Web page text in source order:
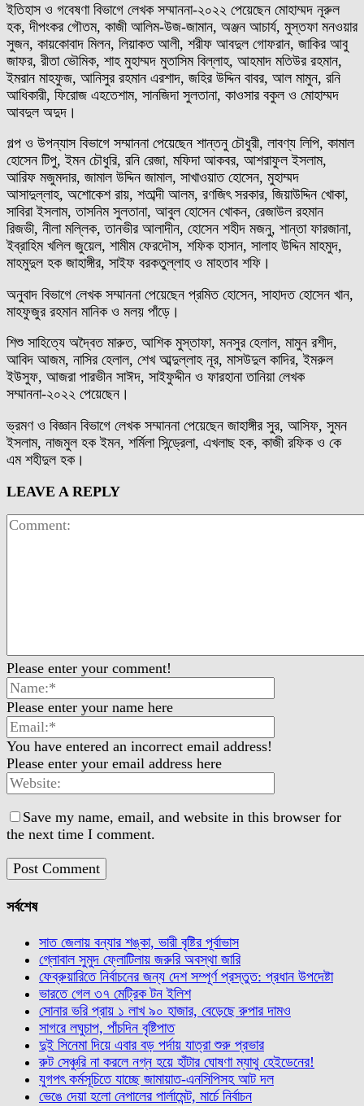
ইতিহাস ও গবেষণা বিভাগে লেখক সম্মাননা-২০২২ পেয়েছেন মোহাম্মদ নূরুল
হক, দীপংকর গৌতম, কাজী আলিম-উজ-জামান, অঞ্জন আচার্য, মুস্তফা মনওয়ার
সুজন, কায়কোবাদ মিলন, লিয়াকত আলী, শরীফ আবদুল গোফরান, জাকির আবু
জাফর, রীতা ভৌমিক, শাহ মুহাম্মদ মুতাসিম বিল্লাহ, আহমাদ মতিউর রহমান,
ইমরান মাহফুজ, আনিসুর রহমান এরশাদ, জহির উদ্দিন বাবর, আল মামুন, রনি
আধিকারী, ফিরোজ এহতেশাম, সানজিদা সুলতানা, কাওসার বকুল ও মোহাম্মদ
আবদুল অদুদ।
গল্প ও উপন্যাস বিভাগে সম্মাননা পেয়েছেন শান্তনু চৌধুরী, লাবণ্য লিপি, কামাল
হোসেন টিপু, ইমন চৌধুরি, রনি রেজা, মফিদা আকবর, আশরাফুল ইসলাম,
আরিফ মজুমদার, জামাল উদ্দিন জামাল, সাখাওয়াত হোসেন, মুহাম্মদ
আসাদুল্লাহ, অশোকেশ রায়, শতাব্দী আলম, রণজিৎ সরকার, জিয়াউদ্দিন খোকা,
সাবিরা ইসলাম, তাসনিম সুলতানা, আবুল হোসেন খোকন, রেজাউল রহমান
রিজভী, নীলা মল্লিক, তানভীর আলাদীন, হোসেন শহীদ মজনু, শান্তা ফারজানা,
ইব্রাহিম খলিল জুয়েল, শামীম ফেরদৌস, শফিক হাসান, সালাহ উদ্দিন মাহমুদ,
মাহমুদুল হক জাহাঙ্গীর, সাইফ বরকতুল্লাহ ও মাহতাব শফি।
অনুবাদ বিভাগে লেখক সম্মাননা পেয়েছেন প্রমিত হোসেন, সাহাদত হোসেন খান,
মাহফুজুর রহমান মানিক ও মলয় পাঁড়ে।
শিশু সাহিত্যে অদ্বৈত মারুত, আশিক মুস্তাফা, মনসুর হেলাল, মামুন রশীদ,
আবিদ আজম, নাসির হেলাল, শেখ আব্দুল্লাহ নূর, মাসউদুল কাদির, ইমরুল
ইউসুফ, আজরা পারভীন সাঈদ, সাইফুদ্দীন ও ফারহানা তানিয়া লেখক
সম্মাননা-২০২২ পেয়েছেন।
ভ্রমণ ও বিজ্ঞান বিভাগে লেখক সম্মাননা পেয়েছেন জাহাঙ্গীর সুর, আসিফ, সুমন
ইসলাম, নাজমুল হক ইমন, শর্মিলা সিন্ড্রেলা, এখলাছ হক, কাজী রফিক ও কে
এম শহীদুল হক।
LEAVE A REPLY
Please enter your comment!
Please enter your name here
You have entered an incorrect email address!
Please enter your email address here
Save my name, email, and website in this browser for
the next time I comment.
সর্বশেষ
সাত জেলায় বন্যার শঙ্কা, ভারী বৃষ্টির পূর্বাভাস
গ্লোবাল সুমুদ ফ্লোটিলায় জরুরি অবস্থা জারি
ফেব্রুয়ারিতে নির্বাচনের জন্য দেশ সম্পূর্ণ প্রস্তুত: প্রধান উপদেষ্টা
ভারতে গেল ৩৭ মেট্রিক টন ইলিশ
সোনার ভরি প্রায় ১ লাখ ৯০ হাজার, বেড়েছে রুপার দামও
সাগরে লঘুচাপ, পাঁচদিন বৃষ্টিপাত
দুই সিনেমা দিয়ে এবার বড় পর্দায় যাত্রা শুরু প্রভার
রুট সেঞ্চুরি না করলে নগ্ন হয়ে হাঁটার ঘোষণা ম্যাথু হেইডেনের!
যুগপৎ কর্মসূচিতে যাচ্ছে জামায়াত-এনসিপিসহ আট দল
ভেঙে দেয়া হলো নেপালের পার্লামেন্ট, মার্চে নির্বাচন